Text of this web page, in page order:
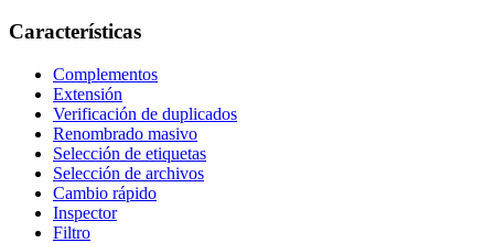
Características
Complementos
Extensión
Verificación de duplicados
Renombrado masivo
Selección de etiquetas
Selección de archivos
Cambio rápido
Inspector
Filtro